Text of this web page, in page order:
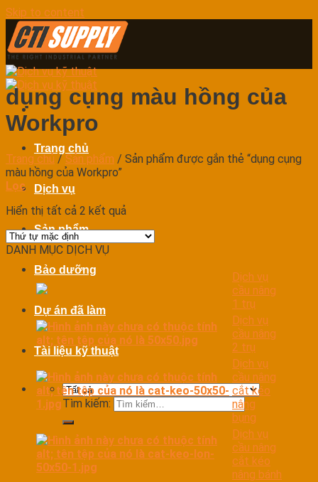
Skip to content
Trang chủ
Dịch vụ
Sản phẩm
Bảo dưỡng
Dự án đã làm
Tài liệu kỹ thuật
Tìm kiếm:
dụng cụng màu hồng của
Workpro
Trang chủ / Sản phẩm / Sản phẩm được gắn thẻ “dụng cụng
màu hồng của Workpro”
Lọc
Hiển thị tất cả 2 kết quả
DANH MỤC DỊCH VỤ
Dịch vụ
cầu nâng
1 trụ
Dịch vụ
cầu nâng
2 trụ
Dịch vụ
cầu nâng
cắt kéo
nâng
bụng
Dịch vụ
cầu nâng
cắt kéo
nâng bánh